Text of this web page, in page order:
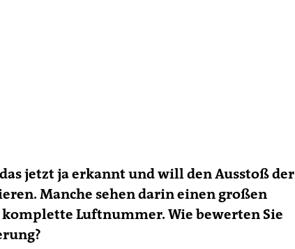
jetzt ja erkannt und will den Ausstoß der
Manche sehen darin einen großen
Luftnummer. Wie bewerten Sie